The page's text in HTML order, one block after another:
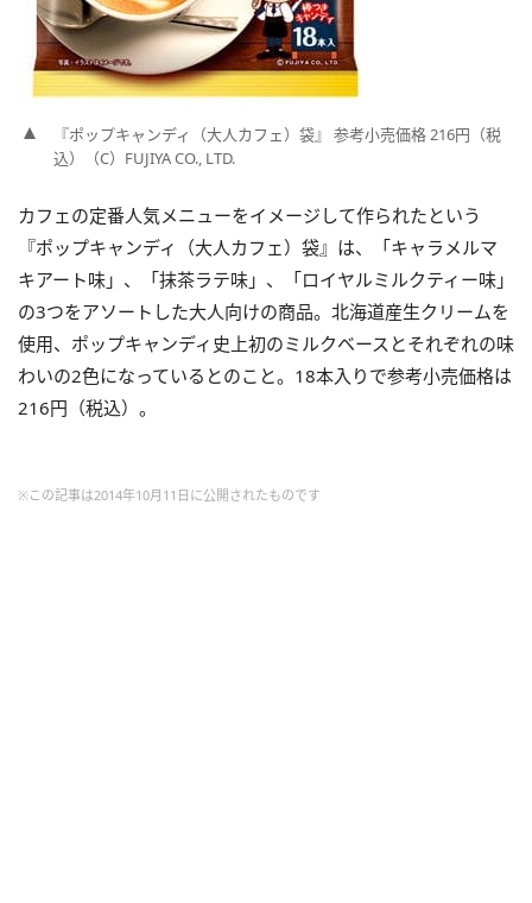
『ポップキャンディ（大人カフェ）袋』 参考小売価格 216円（税
込）（C）FUJIYA CO., LTD.
カフェの定番人気メニューをイメージして作られたという
『ポップキャンディ（大人カフェ）袋』は、「キャラメルマ
キアート味」、「抹茶ラテ味」、「ロイヤルミルクティー味」
の3つをアソートした大人向けの商品。北海道産生クリームを
使用、ポップキャンディ史上初のミルクベースとそれぞれの味
わいの2色になっているとのこと。18本入りで参考小売価格は
216円（税込）。
※この記事は2014年10月11日に公開されたものです